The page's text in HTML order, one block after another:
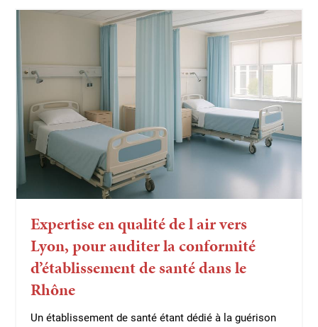
Expertise en qualité de l air vers
Lyon, pour auditer la conformité
d’établissement de santé dans le
Rhône
Un établissement de santé étant dédié à la guérison